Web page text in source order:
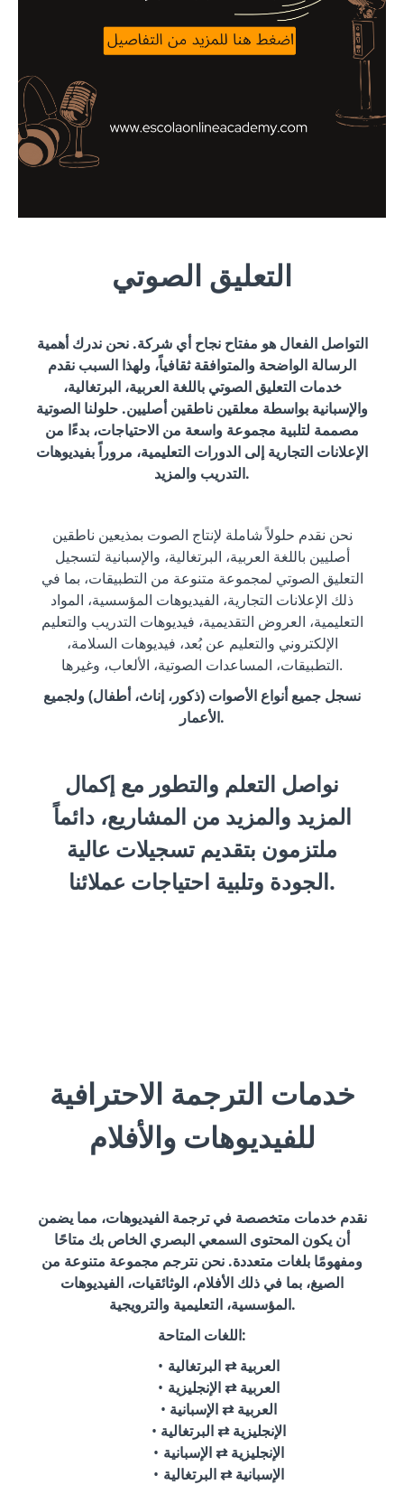
التعليق الصوتي
التواصل الفعال هو مفتاح نجاح أي شركة. نحن ندرك أهمية
الرسالة الواضحة والمتوافقة ثقافياً، ولهذا السبب نقدم
خدمات التعليق الصوتي باللغة العربية، البرتغالية،
والإسبانية بواسطة معلقين ناطقين أصليين. حلولنا الصوتية
مصممة لتلبية مجموعة واسعة من الاحتياجات، بدءًا من
الإعلانات التجارية إلى الدورات التعليمية، مروراً بفيديوهات
التدريب والمزيد.
نحن نقدم حلولاً شاملة لإنتاج الصوت بمذيعين ناطقين
أصليين باللغة العربية، البرتغالية، والإسبانية لتسجيل
التعليق الصوتي لمجموعة متنوعة من التطبيقات، بما في
ذلك الإعلانات التجارية، الفيديوهات المؤسسية، المواد
التعليمية، العروض التقديمية، فيديوهات التدريب والتعليم
الإلكتروني والتعليم عن بُعد، فيديوهات السلامة،
التطبيقات، المساعدات الصوتية، الألعاب، وغيرها.
نسجل جميع أنواع الأصوات (ذكور، إناث، أطفال) ولجميع
الأعمار.
نواصل التعلم والتطور مع إكمال
المزيد والمزيد من المشاريع، دائماً
ملتزمون بتقديم تسجيلات عالية
الجودة وتلبية احتياجات عملائنا.
خدمات الترجمة الاحترافية
للفيديوهات والأفلام
نقدم خدمات متخصصة في ترجمة الفيديوهات، مما يضمن
أن يكون المحتوى السمعي البصري الخاص بك متاحًا
ومفهومًا بلغات متعددة. نحن نترجم مجموعة متنوعة من
الصيغ، بما في ذلك الأفلام، الوثائقيات، الفيديوهات
المؤسسية، التعليمية والترويجية.
اللغات المتاحة:
العربية ⇄ البرتغالية
العربية ⇄ الإنجليزية
العربية ⇄ الإسبانية
الإنجليزية ⇄ البرتغالية
الإنجليزية ⇄ الإسبانية
الإسبانية ⇄ البرتغالية